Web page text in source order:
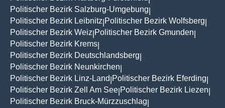
Politischer Bezirk Salzburg-Umgebung
Politischer Bezirk Leibnitz Politischer Bezirk Wolfsberg
Politischer Bezirk Weiz Politischer Bezirk Gmunden
Politischer Bezirk Krems
Politischer Bezirk Deutschlandsberg
Politischer Bezirk Neunkirchen
Politischer Bezirk Linz-Land Politischer Bezirk Eferding
Politischer Bezirk Zell Am See Politischer Bezirk Liezen
Politischer Bezirk Bruck-Mürzzuschlag